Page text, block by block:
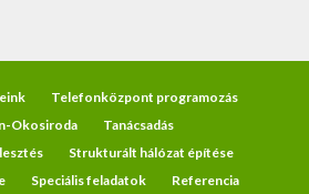
Telefonközpont programozás
Okosiroda
Tanácsadás
Strukturált hálózat építése
Speciális feladatok Referencia